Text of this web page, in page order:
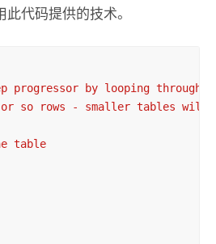
代码提供的技术。
progressor by looping
or so rows - smaller tables
table